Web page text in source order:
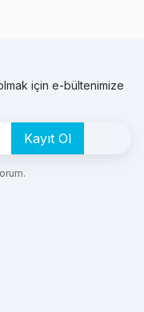
için e-bültenimize
Kayıt Ol